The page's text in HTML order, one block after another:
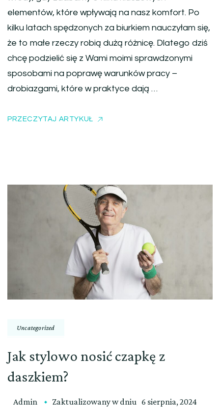
elementów, które wpływają na nasz komfort. Po
kilku latach spędzonych za biurkiem nauczyłam się,
że to małe rzeczy robią dużą różnicę. Dlatego dziś
chcę podzielić się z Wami moimi sprawdzonymi
sposobami na poprawę warunków pracy –
drobiazgami, które w praktyce dają …
PRZECZYTAJ ARTYKUŁ
Uncategorized
Jak stylowo nosić czapkę z
daszkiem?
Admin Zaktualizowany w dniu 6 sierpnia, 2024